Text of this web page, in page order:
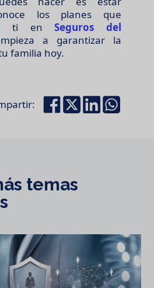
los planes que
ti enSeguros del
a garantizar la
familia hoy.
temas